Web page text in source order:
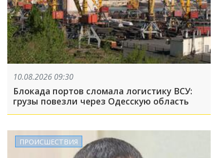
10.08.2026 09:30
Блокада портов сломала логистику ВСУ:
грузы повезли через Одесскую область
ПРОИСШЕСТВИЯ